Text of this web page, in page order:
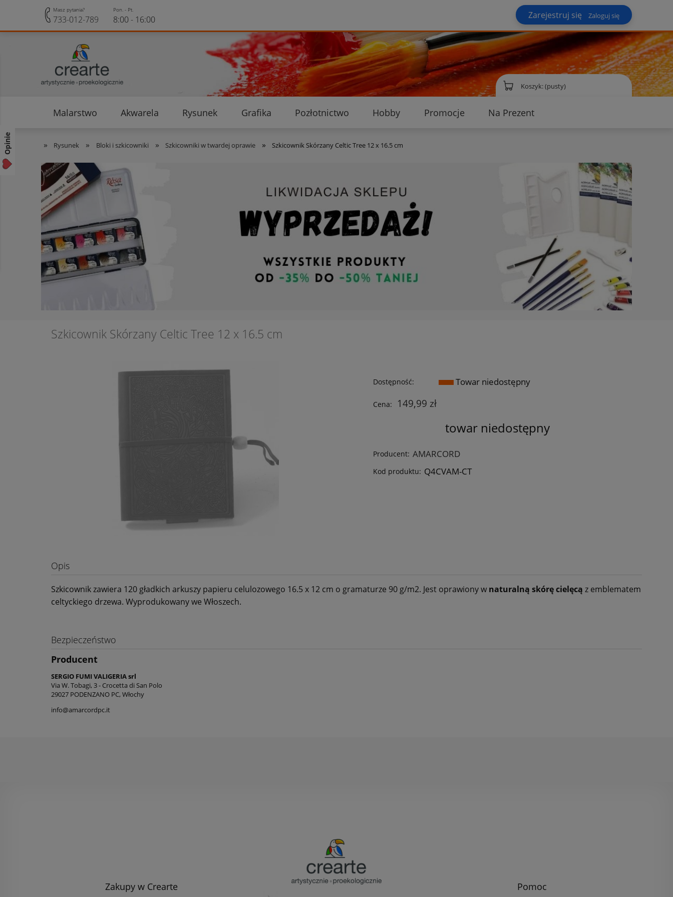
Zarejestruj się Zaloguj się
Koszyk:(pusty)
Malarstwo Akwarela Rysunek Grafika Pozłotnictwo Hobby Promocje
Na Prezent
» Rysunek » Bloki i szkicowniki » Szkicowniki w twardej oprawie » Szkicownik Skórzany Celtic Tree 12 x 16.5 cm
Szkicownik Skórzany Celtic Tree 12 x 16.5 cm
Dostępność: Towar niedostępny
Cena: 149,99 zł
towar niedostępny
Producent: AMARCORD
Kod produktu: Q4CVAM-CT
Opis
Szkicownik zawiera 120 gładkich arkuszy papieru celulozowego 16.5 x 12 cm o gramaturze 90 g/m2. Jest oprawiony w naturalną skórę cielęcą z emblematem
celtyckiego drzewa. Wyprodukowany we Włoszech.
Bezpieczeństwo
Producent
SERGIO FUMI VALIGERIA srl
Via W. Tobagi, 3 - Crocetta di San Polo
29027 PODENZANO PC, Włochy
info@amarcordpc.it
Zakupy w Crearte Pomoc
Masz pytania?
733-012-789
Pon. - Pt.
8:00 - 16:00
Opinie